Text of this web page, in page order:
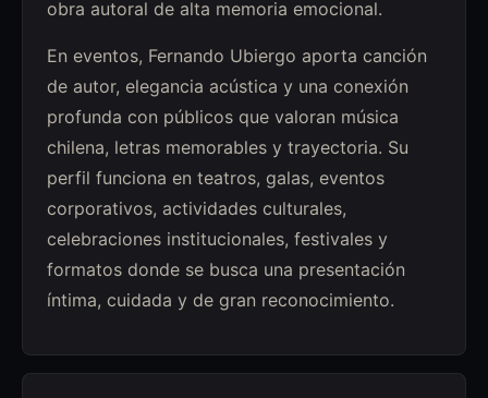
obra autoral de alta memoria emocional.
En eventos, Fernando Ubiergo aporta canción
de autor, elegancia acústica y una conexión
profunda con públicos que valoran música
chilena, letras memorables y trayectoria. Su
perfil funciona en teatros, galas, eventos
corporativos, actividades culturales,
celebraciones institucionales, festivales y
formatos donde se busca una presentación
íntima, cuidada y de gran reconocimiento.